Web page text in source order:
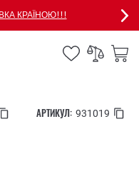
КРАЇНОЮ!!!
АРТИКУЛ: 931019